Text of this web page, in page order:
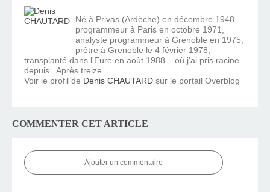
Né à Privas (Ardèche) en décembre 1948,
programmeur à Paris en octobre 1971,
analyste programmeur à Grenoble en 1975,
prêtre à Grenoble le 4 février 1978,
transplanté dans l'Eure en août 1988... où j'ai pris racine
depuis.. Après treize
Voir le profil de Denis CHAUTARD sur le portail Overblog
COMMENTER CET ARTICLE
Ajouter un commentaire